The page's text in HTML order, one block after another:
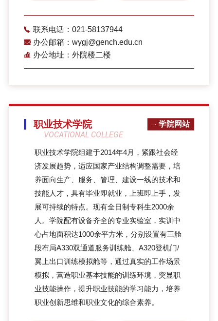
联系电话：021-58137944
办公邮箱：wygj@gench.edu.cn
办公地址：外院楼二楼
职业技术学院
VOCATIONAL COLLEGE
学院网站
职业技术学院组建于2014年4月，紧跟社会经
济发展趋势，适应国家产业结构调整需要，培
养面向生产、服务、管理、建设一线的技术和
技能人才，具有毕业即就业，上班即上手，发
展可持续的特点。现有全日制专科生2000余
人。学院配有设备齐全的专业实验室，实训中
心占地面积达1000余平方米，分别设置有三舱
段布局A330双通道服务训练舱、A320登机门/
翼上出口训练模拟舱等，通过真实的工作场景
模拟，营造职业基本技能的训练环境，突显职
业技能操作，提升职业技能的学习能力，培养
职业创新思维和职业文化的综合素养。